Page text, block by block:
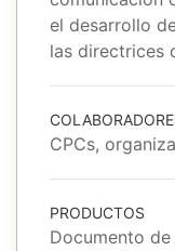
el desarrollo
las directrices
CPCs,
PRODUCTOS
Documento